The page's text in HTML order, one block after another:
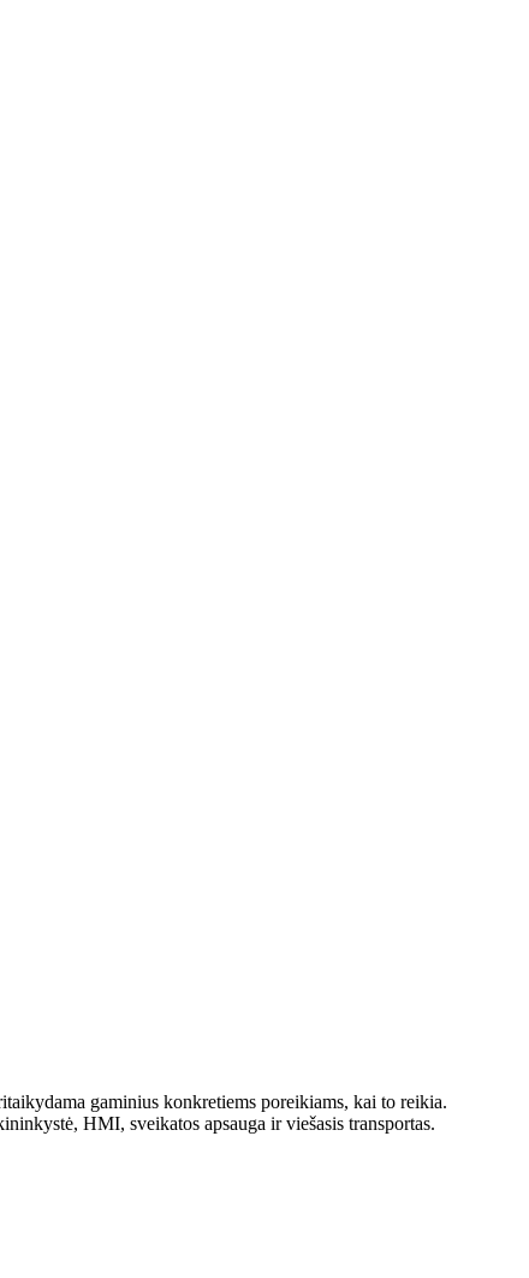
gaminius konkretiems poreikiams, kai to reikia.
HMI, sveikatos apsauga ir viešasis transportas.